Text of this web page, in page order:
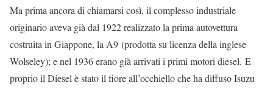
Ma prima ancora di chiamarsi così, il complesso industriale
originario aveva già dal 1922 realizzato la prima autovettura
costruita in Giappone, la A9 (prodotta su licenza della inglese
Wolseley); e nel 1936 erano già arrivati i primi motori diesel. E
proprio il Diesel è stato il fiore all’occhiello che ha diffuso Isuzu